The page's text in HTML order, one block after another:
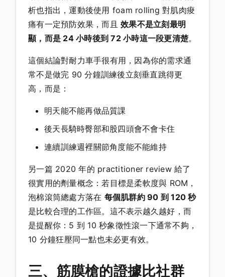
析也指出，運動後使用 foam rolling 對肌肉痠
痛有一定預防效果，而且 效果不是立刻最明
顯，而是 24 小時後到 72 小時這一段更清楚。
這個結論對耐力車手很有用，因為你的需求通
常不是做完 90 分鐘訓練後立刻垂直跳得更
高，而是：
明天能不能再做品質課
後天長騎時臀部和股四頭會不會卡住
連續訓練週裡關節角度能不能維持
另一篇 2020 年的 practitioner review 給了
很實用的劑量概念：若目標是柔軟度與 ROM，
泡棉滾筒總處方落在 每個肌群約 90 到 120 秒
是比較合理的工作區。這不表示越久越好，而
是提醒你：5 到 10 秒象徵性滾一下通常不夠，
10 分鐘狂壓同一點也未必更有效。
三、筋膜槍的證據比社群